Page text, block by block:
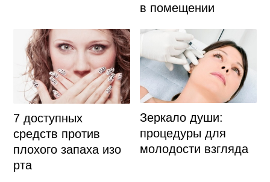
в помещении
7 доступных
средств против
плохого запаха изо
рта
Зеркало души:
процедуры для
молодости взгляда